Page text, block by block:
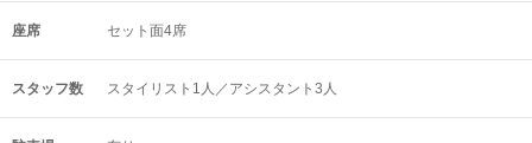
座席 セット面4席
スタッフ数 スタイリスト1人／アシスタント3人